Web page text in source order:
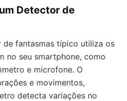
Detector de
fantasmas típico utiliza os
no seu smartphone, como
e microfone. O
e movimentos,
detecta variações no